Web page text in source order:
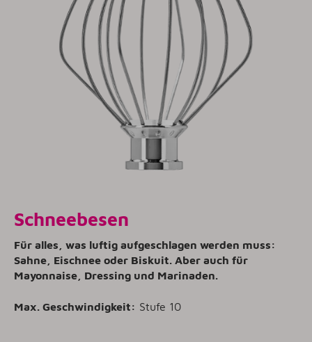
Schneebesen
Für alles, was luftig aufgeschlagen werden muss:
Sahne, Eischnee oder Biskuit. Aber auch für
Mayonnaise, Dressing und Marinaden.
Max. Geschwindigkeit: Stufe 10